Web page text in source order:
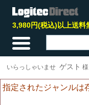
3,980円(税込)以上送料
いらっしゃいませ ゲスト 様
指定されたジャンルは